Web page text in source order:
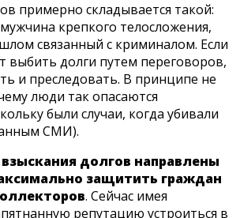
примерно складывается такой:
крепкого телосложения,
связанный с криминалом. Если
выбить долги путем переговоров,
и преследовать. В принципе не
люди так опасаются
были случаи, когда убивали
СМИ).
долгов направлены
защитить граждан
. Сейчас имея
репутацию устроиться в